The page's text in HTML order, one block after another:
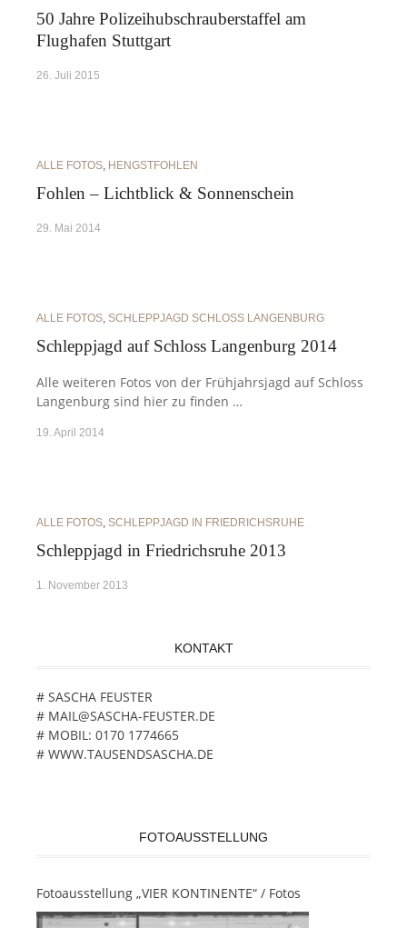
50 Jahre Polizeihubschrauberstaffel am
Flughafen Stuttgart
26. Juli 2015
ALLE FOTOS, HENGSTFOHLEN
Fohlen – Lichtblick & Sonnenschein
29. Mai 2014
ALLE FOTOS, SCHLEPPJAGD SCHLOSS LANGENBURG
Schleppjagd auf Schloss Langenburg 2014
Alle weiteren Fotos von der Frühjahrsjagd auf Schloss
Langenburg sind hier zu finden …
19. April 2014
ALLE FOTOS, SCHLEPPJAGD IN FRIEDRICHSRUHE
Schleppjagd in Friedrichsruhe 2013
1. November 2013
KONTAKT
# SASCHA FEUSTER
# MAIL@SASCHA-FEUSTER.DE
# MOBIL: 0170 1774665
# WWW.TAUSENDSASCHA.DE
FOTOAUSSTELLUNG
Fotoausstellung „VIER KONTINENTE“ / Fotos